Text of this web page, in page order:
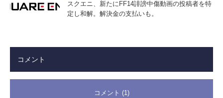
スクエニ、新たにFF14誹謗中傷動画の投稿者を特
定し和解。解決金の支払いも。
コメント
コメント (1)